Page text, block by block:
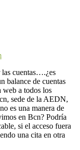
cuentas….¿es
balance de cuentas
web a todos los
sede de la AEDN,
es una manera de
en Bcn? Podría
si el acceso fuera
una cita en otra